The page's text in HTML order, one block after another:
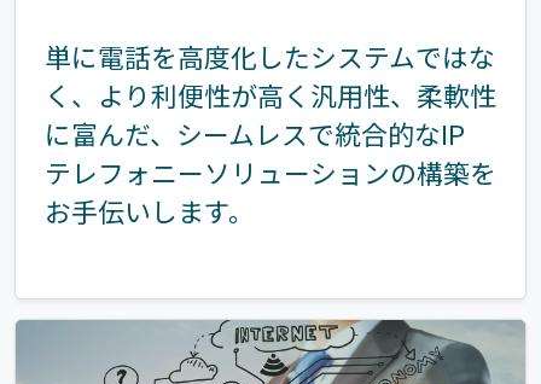
単に電話を高度化したシステムではな
く、より利便性が高く汎用性、柔軟性
に富んだ、シームレスで統合的なIP
テレフォニーソリューションの構築を
お手伝いします。